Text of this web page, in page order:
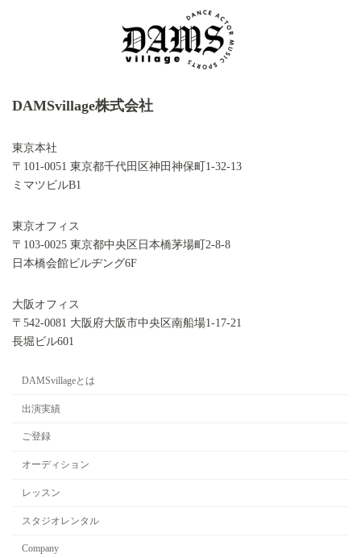
DAMSvillage株式会社
東京本社
〒101-0051 東京都千代田区神田神保町1-32-13
ミマツビルB1
東京オフィス
〒103-0025 東京都中央区日本橋茅場町2-8-8
日本橋会館ビルヂング6F
大阪オフィス
〒542-0081 大阪府大阪市中央区南船場1-17-21
長堀ビル601
DAMSvillageとは
出演実績
ご登録
オーディション
レッスン
スタジオレンタル
Company